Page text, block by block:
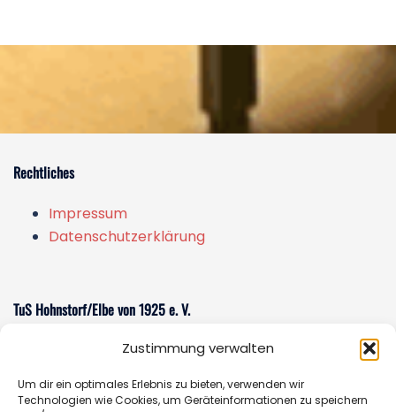
Zustimmung verwalten
Um dir ein optimales Erlebnis zu bieten, verwenden wir
Technologien wie Cookies, um Geräteinformationen zu speichern
Rechtliches
Impressum
Datenschutzerklärung
TuS Hohnstorf/Elbe von 1925 e. V.
Am Sportzentrum 1
E-Mail:sportverein@tus-hohnstorf.de